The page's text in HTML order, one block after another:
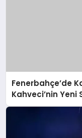
Fenerbahçe’de
Kahveci’nin Yeni